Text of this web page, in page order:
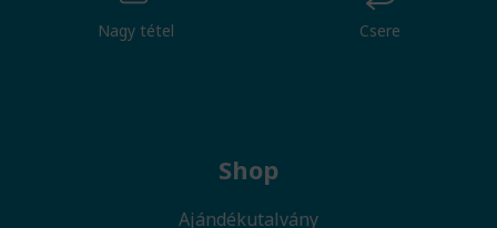
Nagy tétel Csere
Shop
Ajándékutalvány